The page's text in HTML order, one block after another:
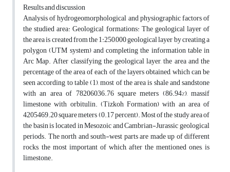
Results and discussion
Analysis of hydrogeomorphological and physiographic factors of
the studied area: Geological formations: The geological layer of
the area is created from the 1:250,000 geological layer by creating a
polygon (UTM system) and completing the information table in
Arc Map. After classifying the geological layer, the area and the
percentage of the area of each of the layers obtained, which can be
seen according to table (1), most of the area is shale and sandstone
with an area of 78206036.76 square meters (86.94%), massif
limestone with orbitulin. (Tizkoh Formation) with an area of
4205469.20 square meters (0.17 percent). Most of the study area of
the basin is located in Mesozoic and Cambrian-Jurassic geological
periods. The north and south-west parts are made up of different
rocks, the most important of which, after the mentioned ones, is
limestone.